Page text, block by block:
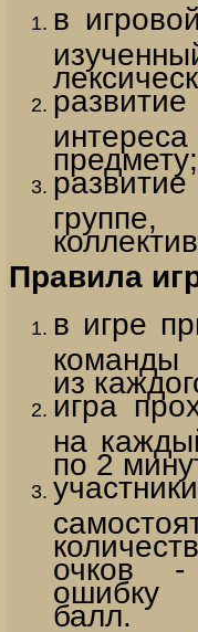
в
предмету;
Правила
в игре
команды
из
игра
на
по 2
очков -
ошибку
балл.